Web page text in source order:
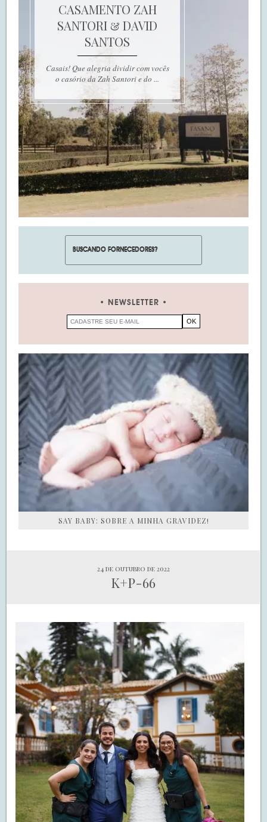
CASAMENTO ZAH
SANTORI & DAVID
SANTOS
Casais! Que alegria dividir com vocês
o casório da Zah Santori e do ...
NEWSLETTER
SAY BABY: SOBRE A MINHA GRAVIDEZ!
24 de outubro de 2022
K+P-66